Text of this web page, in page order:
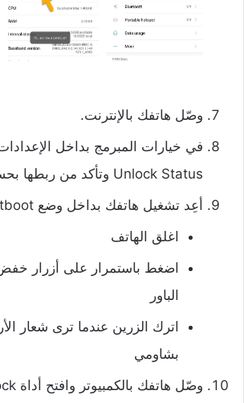
وصّل هاتفك بالإنترنت.
Unlock Status وتأكد من ربطها بحساب شاومي.
أعِد تشغيل هاتفك بداخل وضع Fastboot:
اغلق الهاتف
اضغط باستمرار على أزرار
الباور
اترك الزرين عندما ترى شعار
بشاومي